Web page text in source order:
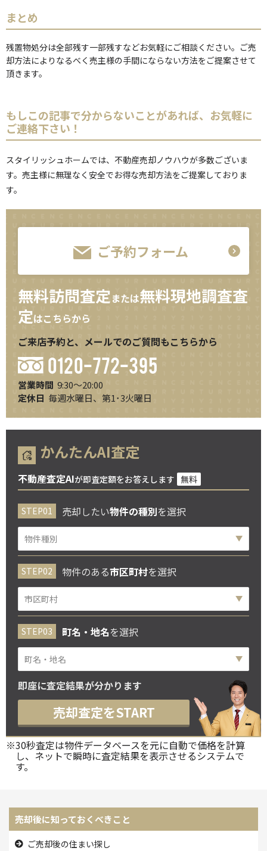
まとめ
残置物処分は全部残す一部残すなどお気軽にご相談ください。ご売
却方法によりなるべく売主様の手間にならない方法をご提案させて
頂きます。
もしこの記事で分からないことがあれば、お気軽に
ご連絡下さい！
スタイリッシュホームでは、不動産売却ノウハウが多数ございま
す。売主様に無理なく安全でお得な売却方法をご提案しておりま
す。
ご予約フォーム
無料訪問査定または無料現地調査査
定はこちらから
ご来店予約と、メールでのご質問もこちらから
0120-772-395
営業時間 9:30～20:00
定休日 毎週水曜日、第1･3火曜日
かんたんAI査定
不動産査定AIが即査定額をお答えします 無料
売却したい物件の種別を選択
物件のある市区町村を選択
町名・地名を選択
即座に査定結果が分かります
売却査定をSTART
※30秒査定は物件データベースを元に自動で価格を計算
し、ネットで瞬時に査定結果を表示させるシステムで
す。
売却後に知っておくべきこと
ご売却後の住まい探し